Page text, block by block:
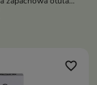
aromatem,
favorite_border